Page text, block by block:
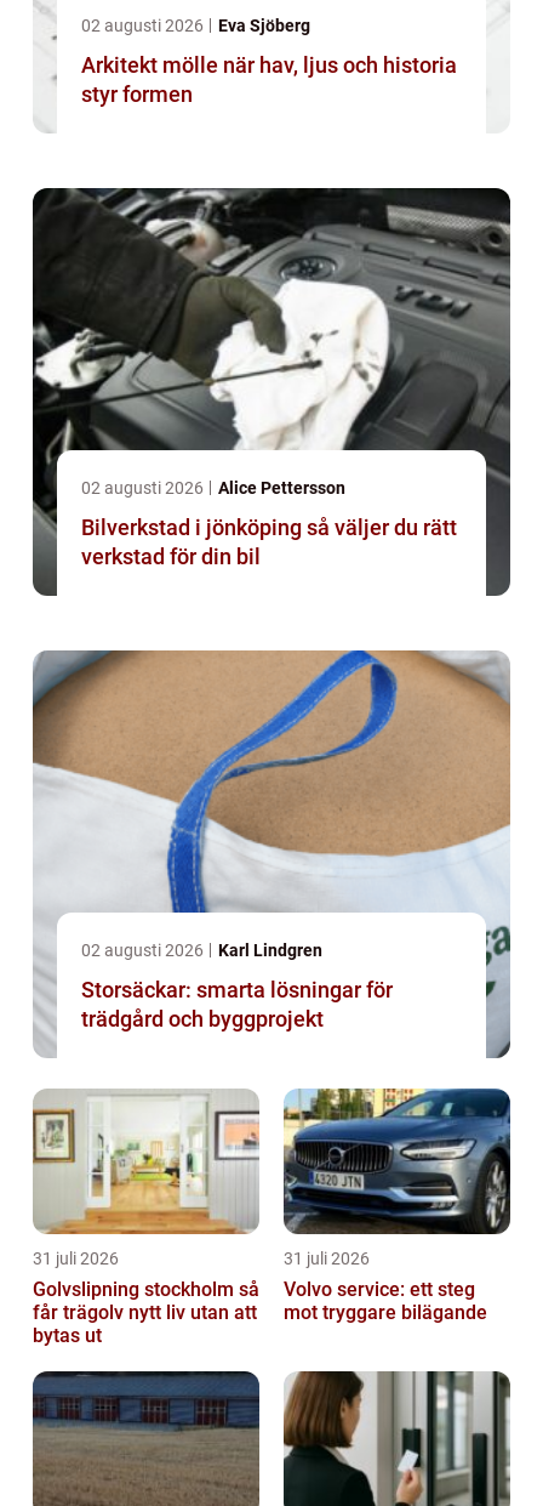
02 augusti 2026 Eva Sjöberg
Arkitekt mölle när hav, ljus och historia
styr formen
02 augusti 2026 Alice Pettersson
Bilverkstad i jönköping så väljer du rätt
verkstad för din bil
02 augusti 2026 Karl Lindgren
Storsäckar: smarta lösningar för
trädgård och byggprojekt
31 juli 2026
Golvslipning stockholm så
får trägolv nytt liv utan att
bytas ut
31 juli 2026
Volvo service: ett steg
mot tryggare bilägande